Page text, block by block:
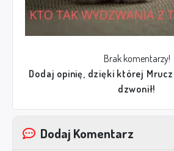
Brak komentarzy!
Dodaj opinię, dzięki której
dzwonił!
Dodaj Komentarz